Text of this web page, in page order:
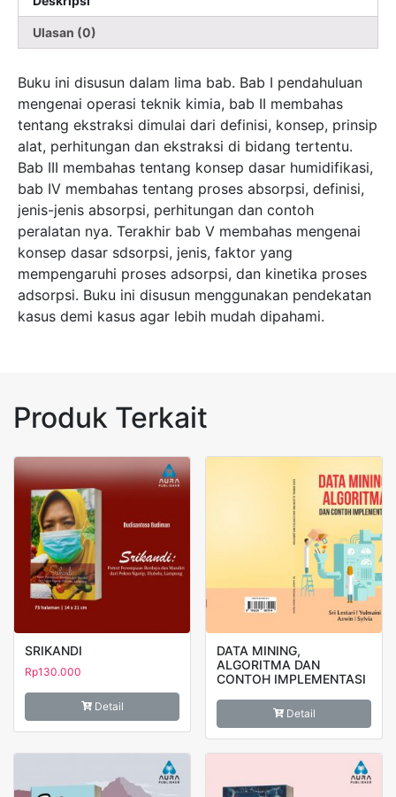
Ulasan (0)
Buku ini disusun dalam lima bab. Bab I pendahuluan
mengenai operasi teknik kimia, bab II membahas
tentang ekstraksi dimulai dari definisi, konsep, prinsip
alat, perhitungan dan ekstraksi di bidang tertentu.
Bab III membahas tentang konsep dasar humidifikasi,
bab IV membahas tentang proses absorpsi, definisi,
jenis-jenis absorpsi, perhitungan dan contoh
peralatan nya. Terakhir bab V membahas mengenai
konsep dasar sdsorpsi, jenis, faktor yang
mempengaruhi proses adsorpsi, dan kinetika proses
adsorpsi. Buku ini disusun menggunakan pendekatan
kasus demi kasus agar lebih mudah dipahami.
Produk Terkait
SRIKANDI
Rp130.000
Detail
DATA MINING,
ALGORITMA DAN
CONTOH IMPLEMENTASI
Detail